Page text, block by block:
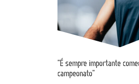
“É sempre importante
campeonato”